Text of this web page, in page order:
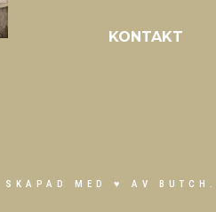
KONTAKT
SKAPAD MED ♥ AV